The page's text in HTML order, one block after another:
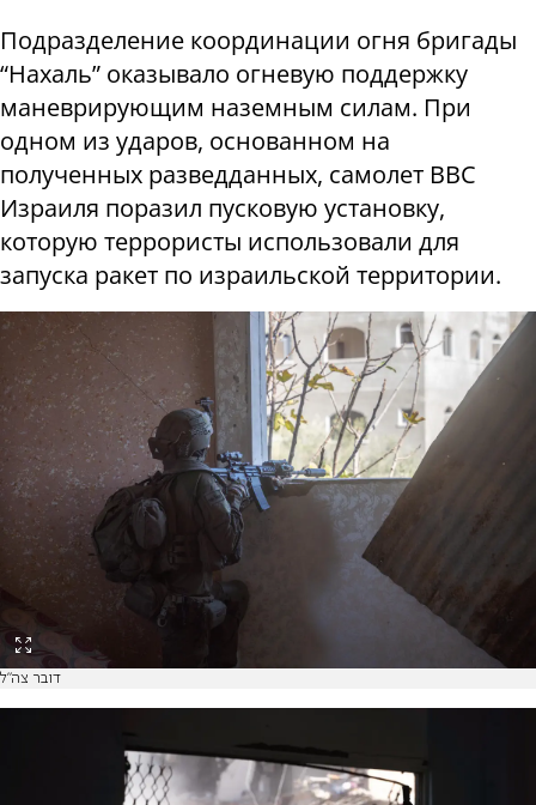
Подразделение координации огня бригады
“Нахаль” оказывало огневую поддержку
маневрирующим наземным силам. При
одном из ударов, основанном на
полученных разведданных, самолет ВВС
Израиля поразил пусковую установку,
которую террористы использовали для
запуска ракет по израильской территории.
דובר צה"ל